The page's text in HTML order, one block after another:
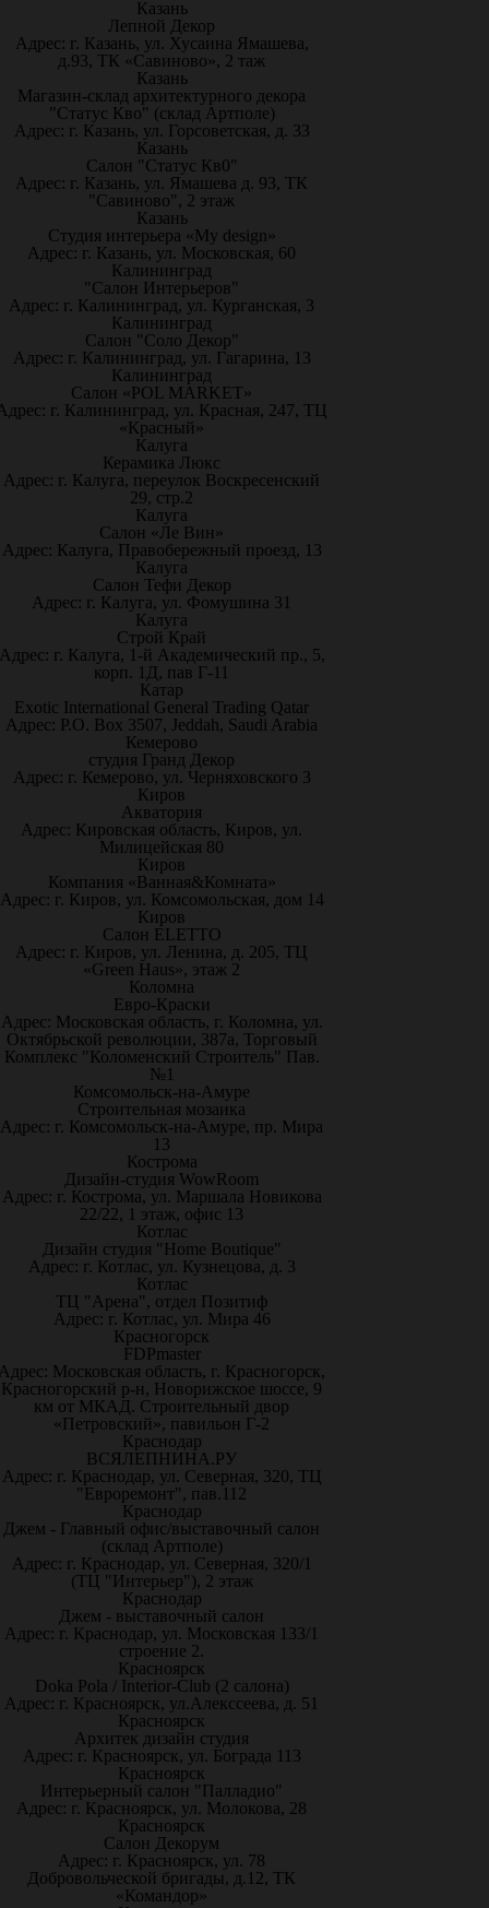
Казань
Лепной Декор
Адрес: г. Казань, ул. Хусаина Ямашева,
д.93, ТК «Савиново», 2 таж
Казань
Магазин-склад архитектурного декора
"Статус Кво" (склад Артполе)
Адрес: г. Казань, ул. Горсоветская, д. 33
Казань
Салон "Статус Кв0"
Адрес: г. Казань, ул. Ямашева д. 93, ТК
"Савиново", 2 этаж
Казань
Студия интерьера «My design»
Адрес: г. Казань, ул. Московская, 60
Калининград
"Салон Интерьеров"
Адрес: г. Калининград, ул. Курганская, 3
Калининград
Салон "Соло Декор"
Адрес: г. Калининград, ул. Гагарина, 13
Калининград
Салон «POL MARKET»
г. Калининград, ул. Красная, 247, ТЦ
«Красный»
Калуга
Керамика Люкс
Адрес: г. Калуга, переулок Воскресенский
29, стр.2
Калуга
Салон «Ле Вин»
Адрес: Калуга, Правобережный проезд, 13
Калуга
Салон Тефи Декор
Адрес: г. Калуга, ул. Фомушина 31
Калуга
Строй Край
г. Калуга, 1-й Академический пр., 5,
корп. 1Д, пав Г-11
Катар
Exotic International General Trading Qatar
Адрес: P.O. Box 3507, Jeddah, Saudi Arabia
Кемерово
студия Гранд Декор
Адрес: г. Кемерово, ул. Черняховского 3
Киров
Акватория
Адрес: Кировская область, Киров, ул.
Милицейская 80
Киров
Компания «Ванная&Комната»
Адрес: г. Киров, ул. Комсомольская, дом 14
Киров
Салон ELETTO
Адрес: г. Киров, ул. Ленина, д. 205, ТЦ
«Green Haus», этаж 2
Коломна
Евро-Краски
Адрес: Московская область, г. Коломна, ул.
Октябрьской революции, 387а, Торговый
Комплекс "Коломенский Строитель" Пав.
№1
Комсомольск-на-Амуре
Строительная мозаика
Адрес: г. Комсомольск-на-Амуре, пр. Мира
13
Кострома
Дизайн-студия WowRoom
Адрес: г. Кострома, ул. Маршала Новикова
22/22, 1 этаж, офис 13
Котлас
Дизайн студия "Home Boutique"
Адрес: г. Котлас, ул. Кузнецова, д. 3
Котлас
ТЦ "Арена", отдел Позитиф
Адрес: г. Котлас, ул. Мира 46
Красногорск
FDPmaster
Московская область, г. Красногорск,
Красногорский р-н, Новорижское шоссе, 9
км от МКАД. Строительный двор
«Петровский», павильон Г-2
Краснодар
ВСЯЛЕПНИНА.РУ
Адрес: г. Краснодар, ул. Северная, 320, ТЦ
"Евроремонт", пав.112
Краснодар
Джем - Главный офис/выставочный салон
(склад Артполе)
Адрес: г. Краснодар, ул. Северная, 320/1
(ТЦ "Интерьер"), 2 этаж
Краснодар
Джем - выставочный салон
Адрес: г. Краснодар, ул. Московская 133/1
строение 2.
Красноярск
Doka Pola / Interior-Club (2 салона)
Адрес: г. Красноярск, ул.Алекссеева, д. 51
Красноярск
Архитек дизайн студия
Адрес: г. Красноярск, ул. Бограда 113
Красноярск
Интерьерный салон "Палладио"
Адрес: г. Красноярск, ул. Молокова, 28
Красноярск
Салон Декорум
Адрес: г. Красноярск, ул. 78
Добровольческой бригады, д.12, ТК
«Командор»